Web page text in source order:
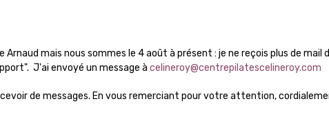
mais nous sommes le 4 août à présent : je ne reçois plus de
J'ai envoyé un message à celineroy@centrepilatescelineroy.com
de messages. En vous remerciant pour votre attention,